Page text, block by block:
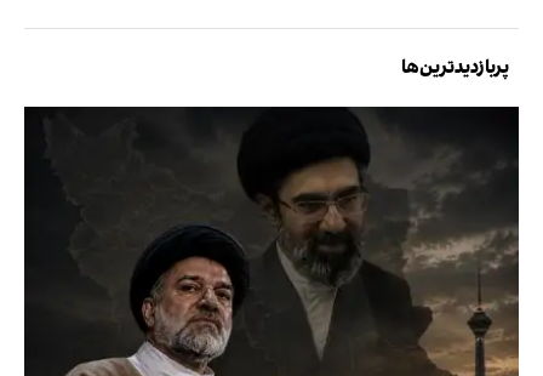
پربازدیدترین‌ها